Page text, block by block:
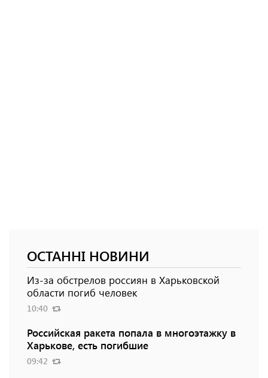
ОСТАННІ НОВИНИ
Из-за обстрелов россиян в Харьковской
области погиб человек
10:40
Российская ракета попала в многоэтажку в
Харькове, есть погибшие
09:42